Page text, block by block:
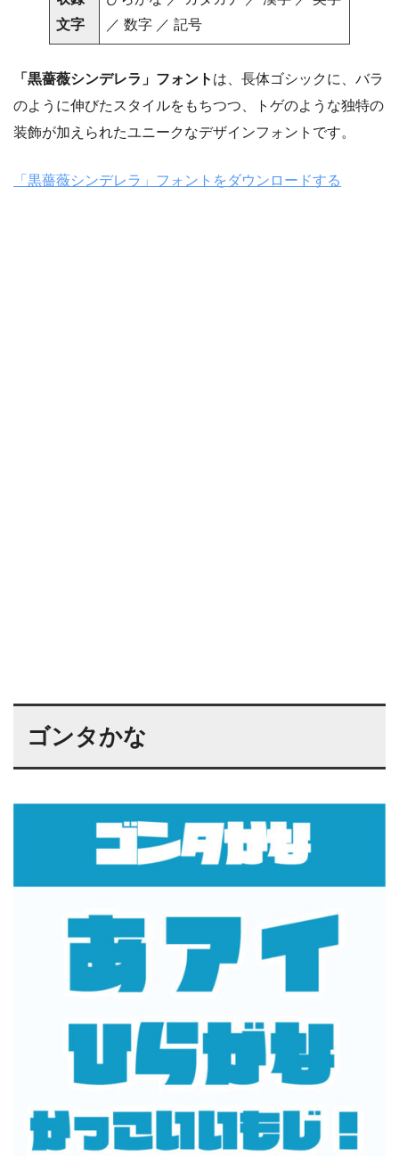
文字
／ 数字 ／ 記号
「黒薔薇シンデレラ」フォント は、長体ゴシックに、バラ
のように伸びたスタイルをもちつつ、トゲのような独特の
装飾が加えられたユニークなデザインフォントです。
「黒薔薇シンデレラ」フォントをダウンロードする
ゴンタかな